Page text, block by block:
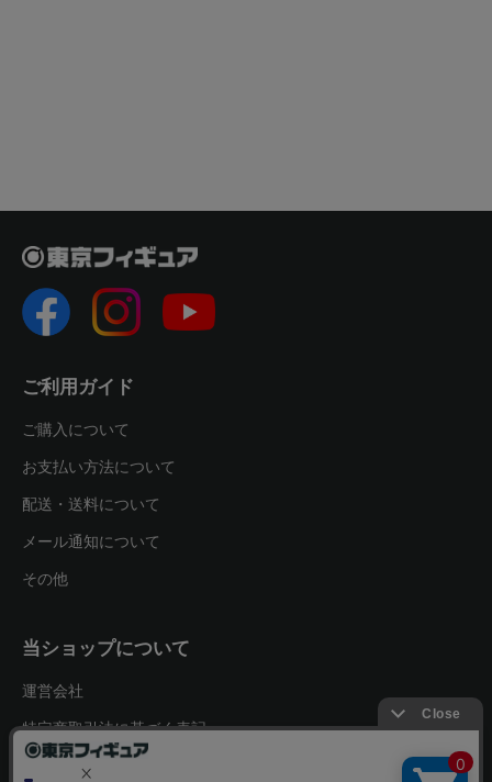
ご利用ガイド
ご購入について
お支払い方法について
配送・送料について
メール通知について
その他
当ショップについて
運営会社
特定商取引法に基づく表記
プライバシーポリシー